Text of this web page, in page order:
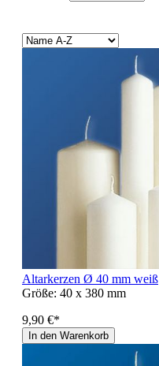
Altarkerzen Ø 40 mm weiß
Größe: 40 x 380 mm
9,90 €*
In den Warenkorb